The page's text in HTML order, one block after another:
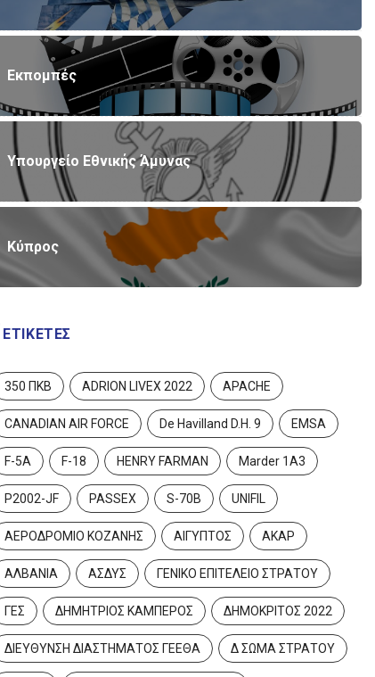
ΕΙΔΉΣΕΙΣ
Προηγμένο σύστημα ανέλκυσης
πλοίων τύπου Syncrolift και...
18 Φεβρουαρίου 2026
Εκπομπές
Υπουργείο Εθνικής Άμυνας
Κύπρος
ΕΤΙΚΈΤΕΣ
350 ΠΚΒ ADRION LIVEX 2022 APACHE
CANADIAN AIR FORCE De Havilland D.H. 9 EMSA
F-5A F-18 HENRY FARMAN Marder 1A3
P2002-JF PASSEX S-70B UNIFIL
ΑΕΡΟΔΡΟΜΙΟ ΚΟΖΑΝΗΣ ΑΙΓΥΠΤΟΣ ΑΚΑΡ
ΑΛΒΑΝΙΑ ΑΣΔΥΣ ΓΕΝΙΚΟ ΕΠΙΤΕΛΕΙΟ ΣΤΡΑΤΟΥ
ΓΕΣ ΔΗΜΗΤΡΙΟΣ ΚΑΜΠΕΡΟΣ ΔΗΜΟΚΡΙΤΟΣ 2022
ΔΙΕΥΘΥΝΣΗ ΔΙΑΣΤΗΜΑΤΟΣ ΓΕΕΘΑ Δ ΣΩΜΑ ΣΤΡΑΤΟΥ